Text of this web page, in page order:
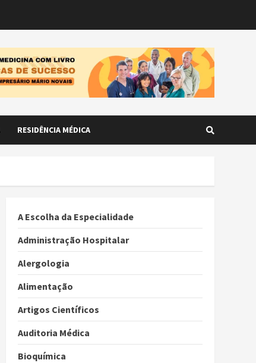
RESIDÊNCIA MÉDICA
A Escolha da Especialidade
Administração Hospitalar
Alergologia
Alimentação
Artigos Científicos
Auditoria Médica
Bioquímica